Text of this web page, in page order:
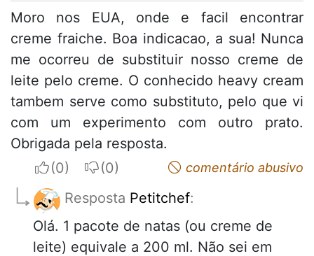
Moro nos EUA, onde e facil encontrar
creme fraiche. Boa indicacao, a sua! Nunca
me ocorreu de substituir nosso creme de
leite pelo creme. O conhecido heavy cream
tambem serve como substituto, pelo que vi
com um experimento com outro prato.
Obrigada pela resposta.
I apreciateI do not appreciatecomentário abusivo
Resposta Petitchef:
Olá. 1 pacote de natas (ou creme de
leite) equivale a 200 ml. Não sei em